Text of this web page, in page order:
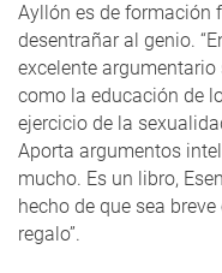
Ayllón es de formación
desentrañar al genio.
excelente
como la educación de
ejercicio de la
Aporta argumentos
mucho. Es un libro,
hecho de que sea
regalo”.